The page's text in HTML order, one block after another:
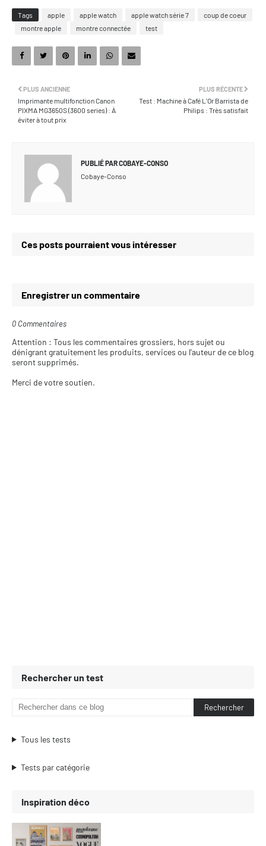
Tags apple apple watch apple watch série 7
coup de coeur
montre apple
montre connectée test
PLUS RÉCENTE
Test : Machine à Café L'Or Barrista de
Philips : Très satisfait
PLUS ANCIENNE
Imprimante multifonction Canon
PIXMA MG3650S (3600 series) : À
éviter à tout prix
PUBLIÉ PARCOBAYE-CONSO
Cobaye-Conso
Ces posts pourraient vous intéresser
Enregistrer un commentaire
0 Commentaires
Attention : Tous les commentaires grossiers, hors sujet ou
dénigrant gratuitement les produits, services ou l'auteur de ce blog
seront supprimés.
Merci de votre soutien.
Rechercher un test
Tous les tests
Tests par catégorie
Inspiration déco